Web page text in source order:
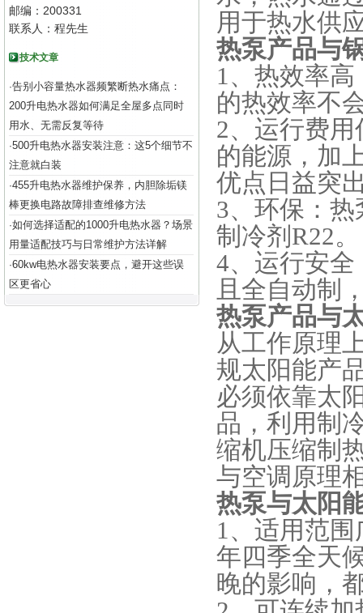
邮编：200331
联系人：程先生
技术文章
·告别小容量热水器频繁断热水痛点：
200升电热水器如何满足全屋多点同时
用水、无需反复等待
·500升电热水器安装注意：这5个细节不
注意就白装
·455升电热水器维护保养，内胆除垢镁
棒更换电路故障排查维修方法
·如何选择适配的1000升电热水器？场景
用量适配技巧与日常维护方法详解
·60kw电热水器安装要点，避开这些误
区更省心
用于热水供
热泵产品与
1、热效率
的热效率不
2、运行费
的能源，加
优点日益突
3、环保：
制冷剂R22。
4、运行安
且全自动制
热泵产品与
从工作原理
规太阳能产
必须依靠太
品，利用制
缩机压缩制
与空调原理
热泵与太阳
1、适用范
年四季全天
晚的影响，